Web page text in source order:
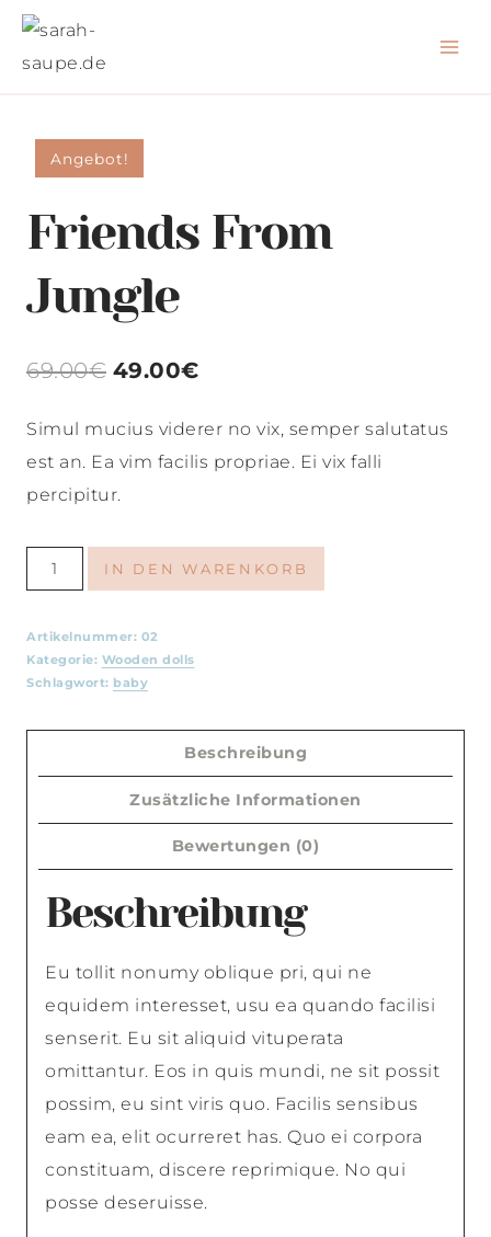
Zum
Angebot!
Friends From
Jungle
69.00€ 49.00€
Simul mucius viderer no vix, semper salutatus
est an. Ea vim facilis propriae. Ei vix falli
percipitur.
Friends
From
Jungle
Menge
IN DEN WARENKORB
Artikelnummer: 02
Kategorie: Wooden dolls
Schlagwort: baby
Beschreibung
Zusätzliche Informationen
Bewertungen (0)
Beschreibung
Eu tollit nonumy oblique pri, qui ne
equidem interesset, usu ea quando facilisi
senserit. Eu sit aliquid vituperata
omittantur. Eos in quis mundi, ne sit possit
possim, eu sint viris quo. Facilis sensibus
eam ea, elit ocurreret has. Quo ei corpora
constituam, discere reprimique. No qui
posse deseruisse.